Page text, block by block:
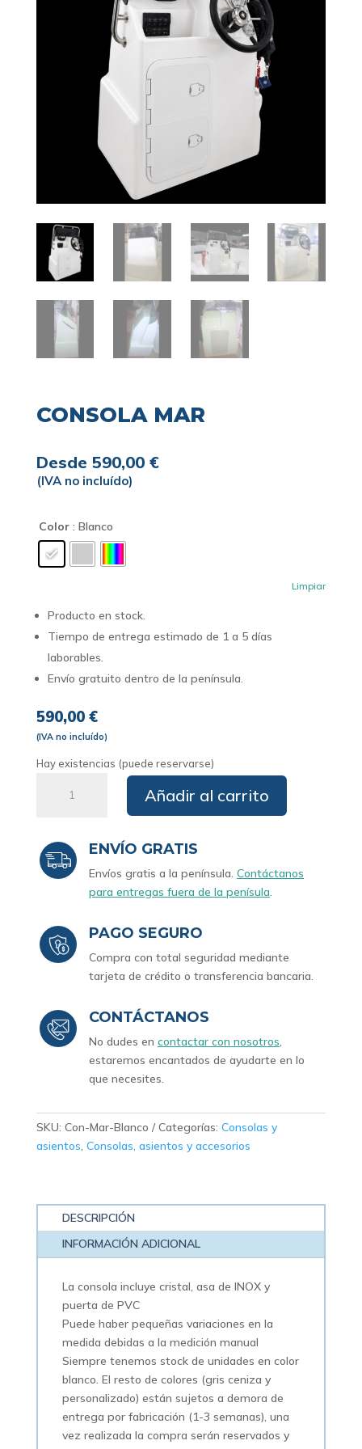
CONSOLA MAR
Desde 590,00 €
(IVA no incluído)
Color : Blanco
Limpiar
Producto en stock.
Tiempo de entrega estimado de 1 a 5 días
laborables.
Envío gratuito dentro de la península.
590,00 €
(IVA no incluído)
Hay existencias (puede reservarse)
Añadir al carrito
ENVÍO GRATIS
Envíos gratis a la península. Contáctanos
para entregas fuera de la penísula.
PAGO SEGURO
Compra con total seguridad mediante
tarjeta de crédito o transferencia bancaria.
CONTÁCTANOS
No dudes en contactar con nosotros,
estaremos encantados de ayudarte en lo
que necesites.
SKU: Con-Mar-Blanco Categorías: Consolas y
asientos, Consolas, asientos y accesorios
DESCRIPCIÓN
INFORMACIÓN ADICIONAL
La consola incluye cristal, asa de INOX y
puerta de PVC
Puede haber pequeñas variaciones en la
medida debidas a la medición manual
Siempre tenemos stock de unidades en color
blanco. El resto de colores (gris ceniza y
personalizado) están sujetos a demora de
entrega por fabricación (1-3 semanas), una
vez realizada la compra serán reservados y